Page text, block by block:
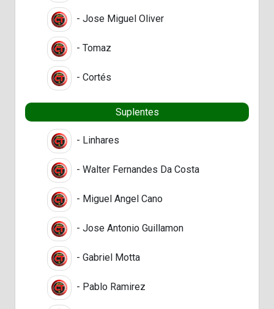
- Jose Miguel Oliver
- Tomaz
- Cortés
Suplentes
- Linhares
- Walter Fernandes Da Costa
- Miguel Angel Cano
- Jose Antonio Guillamon
- Gabriel Motta
- Pablo Ramirez